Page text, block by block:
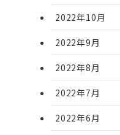
2022年10月
2022年9月
2022年8月
2022年7月
2022年6月